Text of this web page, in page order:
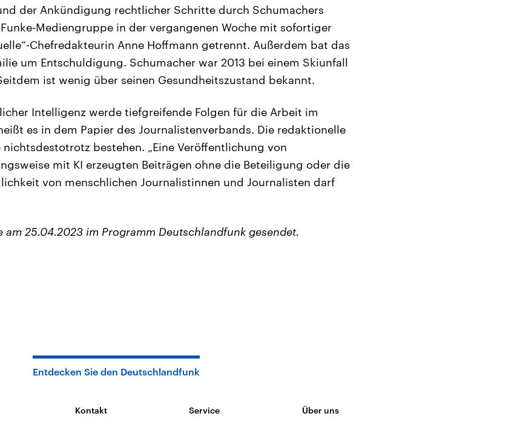
der Ankündigung rechtlicher Schritte durch Schumachers
Mediengruppe in der vergangenen Woche mit sofortiger
Chefredakteurin Anne Hoffmann getrennt. Außerdem bat das
um Entschuldigung. Schumacher war 2013 bei einem Skiunfall
ist wenig über seinen Gesundheitszustand bekannt.
Intelligenz werde tiefgreifende Folgen für die Arbeit im
es in dem Papier des Journalistenverbands. Die redaktionelle
bestehen. „Eine Veröffentlichung von
mit KI erzeugten Beiträgen ohne die Beteiligung oder die
von menschlichen Journalistinnen und Journalisten darf
am 25.04.2023 im Programm Deutschlandfunk gesendet.
Entdecken Sie den Deutschlandfunk
Kontakt Service Über uns